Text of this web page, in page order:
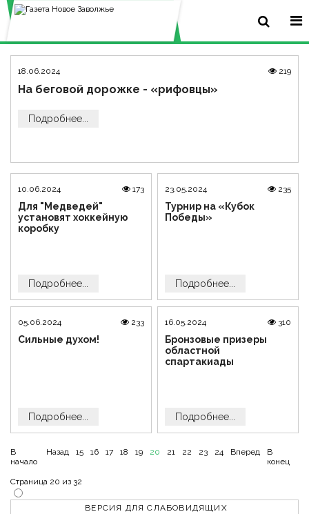
ВЕРСИЯ ДЛЯ СЛАБОВИДЯЩИХ
18.06.2024 219
На беговой дорожке - «рифовцы»
Подробнее...
10.06.2024 173
Для "Медведей"
установят хоккейную
коробку
Подробнее...
23.05.2024 235
Турнир на «Кубок
Победы»
Подробнее...
05.06.2024 233
Сильные духом!
Подробнее...
16.05.2024 310
Бронзовые призеры
областной
спартакиады
Подробнее...
В
начало
Назад 15 16 17 18 19 20 21 22 23 24 Вперед
В
конец
Страница 20 из 32